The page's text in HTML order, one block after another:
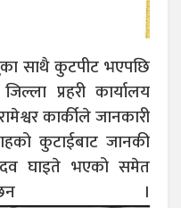
साथै कुटपीट भएपछि
प्रहरी कार्यालय
कार्कीले जानकारी
कुटाईबाट जानकी
घाइते भएको समेत
छन ।